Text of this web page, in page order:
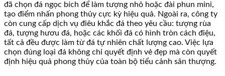
đã chọn đá ngọc bích để làm tượng nhỏ hoặc đài phun mini,
tạo điểm nhấn phong thủy cực kỳ hiệu quả. Ngoài ra, công ty
còn cung cấp dịch vụ điêu khắc đá theo yêu cầu: tượng rùa
đá, tượng hươu đá, hoặc các khối đá có hình tròn cách điệu,
tất cả đều được làm từ đá tự nhiên chất lượng cao. Việc lựa
chọn đúng loại đá không chỉ quyết định vẻ đẹp mà còn quyết
định hiệu quả phong thủy của toàn bộ tiểu cảnh sân thượng.